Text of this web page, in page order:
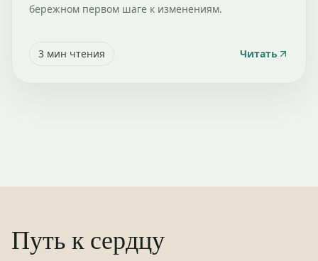
бережном первом шаге к изменениям.
3 мин чтения Читать
Путь к сердцу